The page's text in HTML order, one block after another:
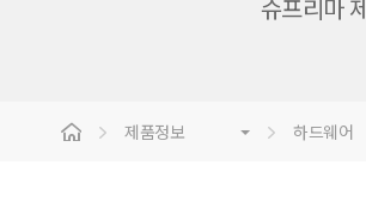
슈프리마
제품정보 하드웨어